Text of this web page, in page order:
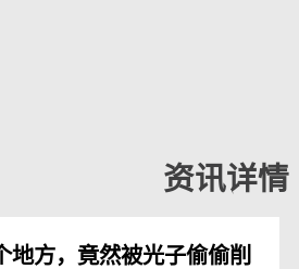
资讯详情
地方，竟然被光子偷偷削